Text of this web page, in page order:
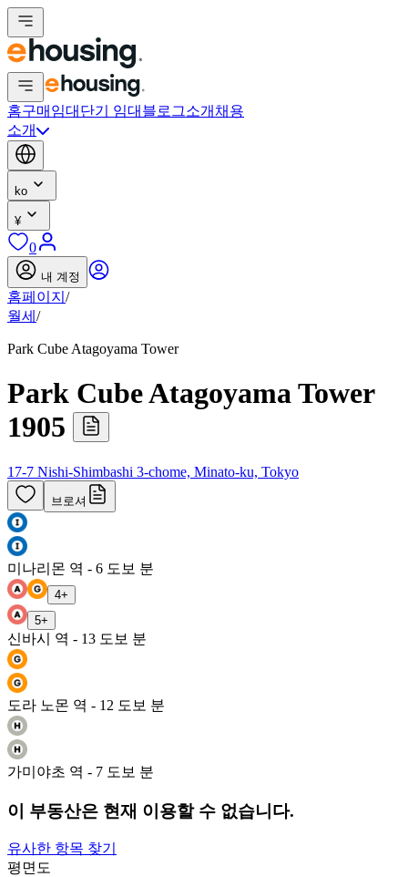
홈구매 임대 단기 임대 블로그소개 채용
소개
ko
¥
0
내 계정
홈페이지 /
월세 /
Park Cube Atagoyama Tower
Park Cube Atagoyama Tower
1905
17-7 Nishi-Shimbashi 3-chome, Minato-ku, Tokyo
브로셔
미나리몬 역 - 6 도보 분
4+
5+
신바시 역 - 13 도보 분
도라 노몬 역 - 12 도보 분
가미야초 역 - 7 도보 분
이 부동산은 현재 이용할 수 없습니다.
유사한 항목 찾기
평면도